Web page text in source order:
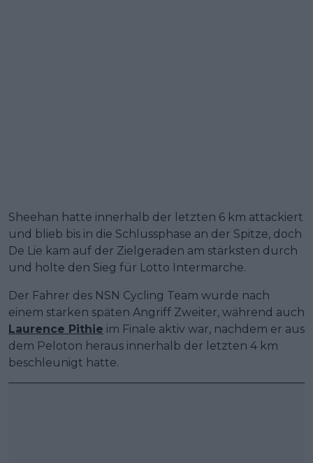
Sheehan hatte innerhalb der letzten 6 km attackiert
und blieb bis in die Schlussphase an der Spitze, doch
De Lie kam auf der Zielgeraden am stärksten durch
und holte den Sieg für Lotto Intermarche.
Der Fahrer des NSN Cycling Team wurde nach
einem starken späten Angriff Zweiter, während auch
Laurence Pithie im Finale aktiv war, nachdem er aus
dem Peloton heraus innerhalb der letzten 4 km
beschleunigt hatte.